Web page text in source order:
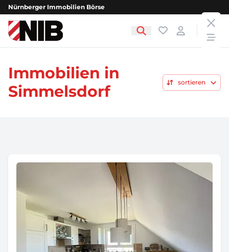
Nürnberger Immobilien Börse
NIB - Nürnberger Immobilien Börse Favoriten
Login
Immobilien in
Simmelsdorf
sortieren